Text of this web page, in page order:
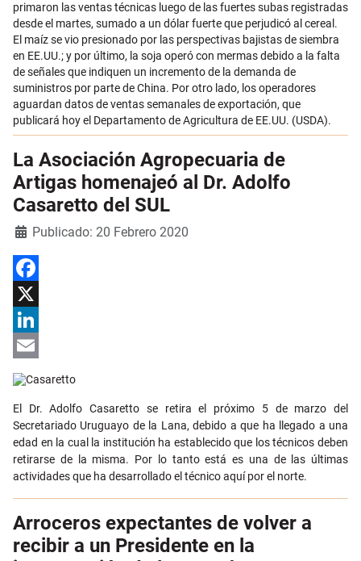
primaron las ventas técnicas luego de las fuertes subas registradas
desde el martes, sumado a un dólar fuerte que perjudicó al cereal.
El maíz se vio presionado por las perspectivas bajistas de siembra
en EE.UU.; y por último, la soja operó con mermas debido a la falta
de señales que indiquen un incremento de la demanda de
suministros por parte de China. Por otro lado, los operadores
aguardan datos de ventas semanales de exportación, que
publicará hoy el Departamento de Agricultura de EE.UU. (USDA).
La Asociación Agropecuaria de
Artigas homenajeó al Dr. Adolfo
Casaretto del SUL
DetallesPublicado: 20 Febrero 2020
Facebook
X
LinkedIn
Email
El Dr. Adolfo Casaretto se retira el próximo 5 de marzo del
Secretariado Uruguayo de la Lana, debido a que ha llegado a una
edad en la cual la institución ha establecido que los técnicos deben
retirarse de la misma. Por lo tanto está es una de las últimas
actividades que ha desarrollado el técnico aquí por el norte.
Arroceros expectantes de volver a
recibir a un Presidente en la